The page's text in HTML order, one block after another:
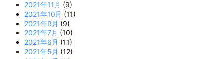
2021年11月 (9)
2021年10月 (11)
2021年9月 (9)
2021年7月 (10)
2021年6月 (11)
2021年5月 (12)